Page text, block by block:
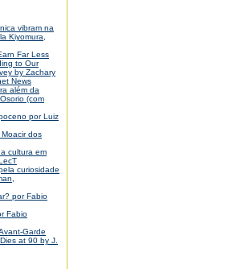
vibram na
Kiyomura,
Far Less
to Our
by Zachary
News
além da
(com
por Luiz
dos
cultura em
curiosidade
por Fabio
Fabio
Garde
at 90 by J.